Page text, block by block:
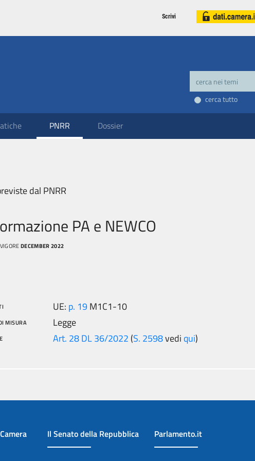
Scrivi
cerca tutto
PNRR Dossier
dal PNRR
PA e NEWCO
DECEMBER 2022
UE: p. 19M1C1-10
MISURA Legge
Art. 28 DL 36/2022 (S. 2598vedi qui)
Il Senato della Repubblica Parlamento.it